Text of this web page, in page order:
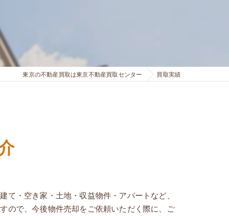
東京の不動産買取は東京不動産買取センター 買取実績
・空き家・土地・収益物件・アパートなど、
ので、今後物件売却をご依頼いただく際に、ご